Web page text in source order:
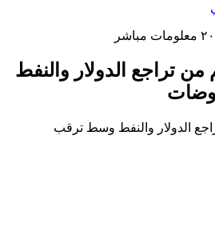
معلومات مباشر
من تراجع الدولار والنفط